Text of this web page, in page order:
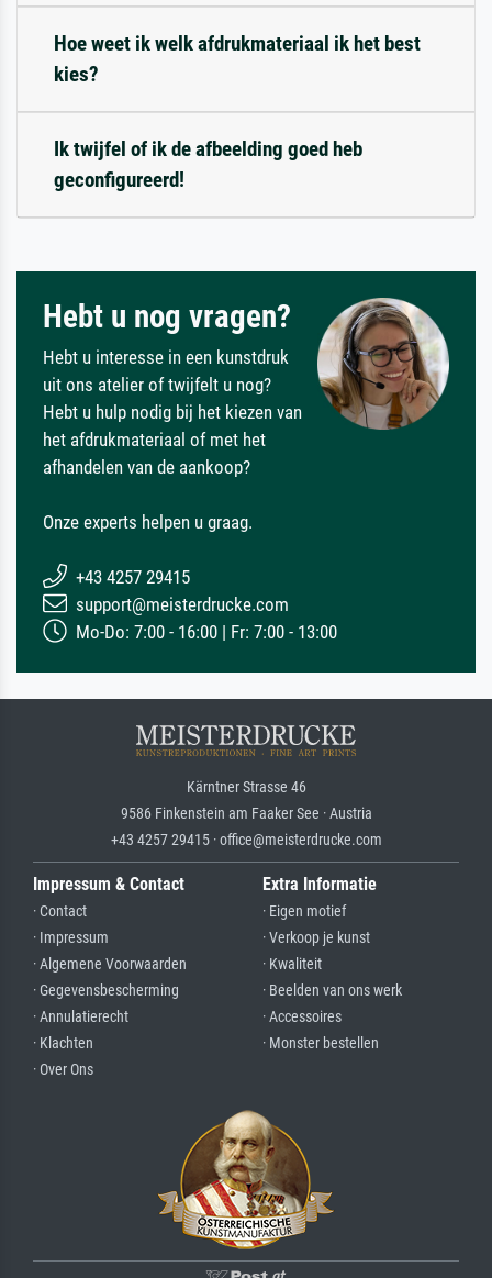
Hoe weet ik welk afdrukmateriaal ik het best
kies?
Ik twijfel of ik de afbeelding goed heb
geconfigureerd!
Hebt u nog vragen?
Hebt u interesse in een kunstdruk
uit ons atelier of twijfelt u nog?
Hebt u hulp nodig bij het kiezen van
het afdrukmateriaal of met het
afhandelen van de aankoop?
Onze experts helpen u graag.
+43 4257 29415
support@meisterdrucke.com
Mo-Do: 7:00 - 16:00 | Fr: 7:00 - 13:00
Kärntner Strasse 46
9586 Finkenstein am Faaker See · Austria
+43 4257 29415 · office@meisterdrucke.com
Impressum & Contact
· Contact
· Impressum
· Algemene Voorwaarden
· Gegevensbescherming
· Annulatierecht
· Klachten
· Over Ons
Extra Informatie
· Eigen motief
· Verkoop je kunst
· Kwaliteit
· Beelden van ons werk
· Accessoires
· Monster bestellen